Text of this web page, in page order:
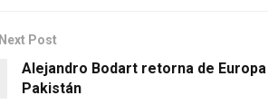
Next Post
Alejandro Bodart retorna de Europa
Pakistán